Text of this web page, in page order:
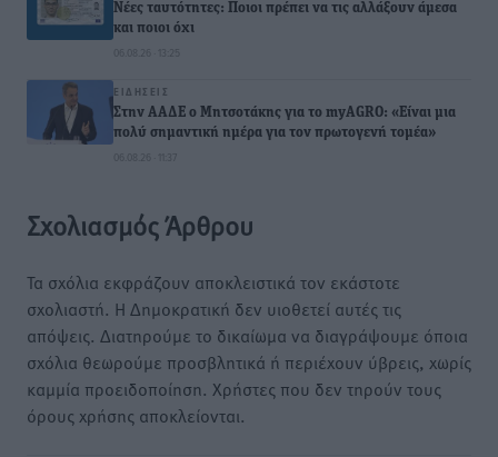
Νέες ταυτότητες: Ποιοι πρέπει να τις αλλάξουν άμεσα
και ποιοι όχι
06.08.26 · 13:25
ΕΙΔΉΣΕΙΣ
Στην ΑΑΔΕ ο Μητσοτάκης για το myAGRO: «Είναι μια
πολύ σημαντική ημέρα για τον πρωτογενή τομέα»
06.08.26 · 11:37
Σχολιασμός Άρθρου
Τα σχόλια εκφράζουν αποκλειστικά τον εκάστοτε
σχολιαστή. Η Δημοκρατική δεν υιοθετεί αυτές τις
απόψεις. Διατηρούμε το δικαίωμα να διαγράψουμε όποια
σχόλια θεωρούμε προσβλητικά ή περιέχουν ύβρεις, χωρίς
καμμία προειδοποίηση. Χρήστες που δεν τηρούν τους
όρους χρήσης αποκλείονται.